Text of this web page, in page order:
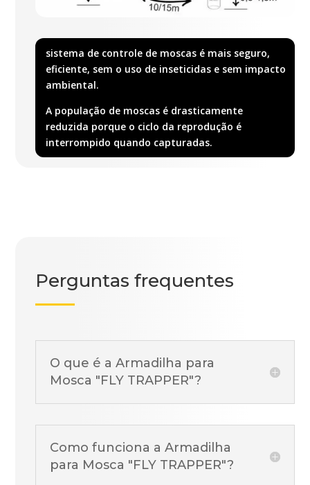
sistema de controle de moscas é mais seguro,
eficiente, sem o uso de inseticidas e sem impacto
ambiental.
A população de moscas é drasticamente
reduzida porque o ciclo da reprodução é
interrompido quando capturadas.
Perguntas frequentes
O que é a Armadilha para
Mosca "FLY TRAPPER"?
Como funciona a Armadilha
para Mosca "FLY TRAPPER"?